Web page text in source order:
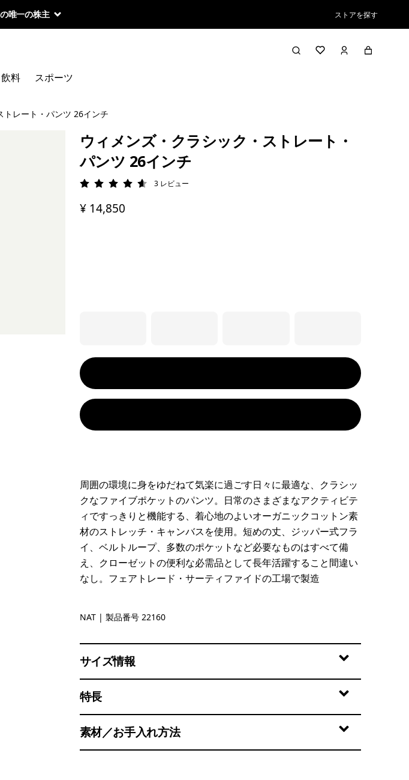
唯一の株主 ストアを探す
料 スポーツ
トレート・パンツ 26インチ
ウィメンズ・クラシック・ストレート・
パンツ 26インチ
評価: 4.7 / 5
3 レビュー
¥ 14,850
周囲の環境に身をゆだねて気楽に過ごす日々に最適な、クラシッ
クなファイブポケットのパンツ。日常のさまざまなアクティビテ
ィですっきりと機能する、着心地のよいオーガニックコットン素
材のストレッチ・キャンバスを使用。短めの丈、ジッパー式フラ
イ、ベルトループ、多数のポケットなど必要なものはすべて備
え、クローゼットの便利な必需品として長年活躍すること間違い
なし。フェアトレード・サーティファイドの工場で製造
Natural
NAT | 製品番号 22160
サイズ情報
特長
素材／お手入れ方法